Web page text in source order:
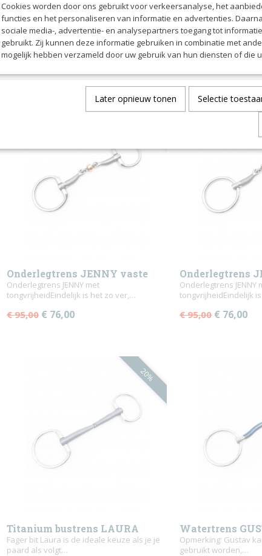
Sweet iron baby fulmer
MARCUS
Baby fulmer MARCUS met sweet iron. Dit bit
is een mix tussen…
€ 99,00 € 79,20
Bustrens FELIX
tongvrijheid
FELIX is ontworpen
in het…
€ 95,00 € 76,00
Onderlegtrens JENNY vaste
ringen
Onderlegtrens JENNY met
tongvrijheidEindelijk is het zo ver,…
€ 95,00 € 76,00
Onderlegtrens
ringen
Onderlegtrens JENNY
tongvrijheidEindelijk
€ 95,00 € 76,00
20%
Titanium bustrens LAURA
Fager bit Laura is de ideale keuze als je je
paard als volgt…
Watertrens
iron
Opmerking: Gustav
gebruikt worden,…
Cookies worden door ons gebruikt voor verkeersanalyse, het
functies en het personaliseren van informatie en advertenties.
sociale media-, advertentie- en analysepartners toegang tot
gebruikt. Zij kunnen deze informatie gebruiken in combinatie met
mogelijk hebben verzameld door uw gebruik van hun diensten of die
Later opnieuw tonen Selectie